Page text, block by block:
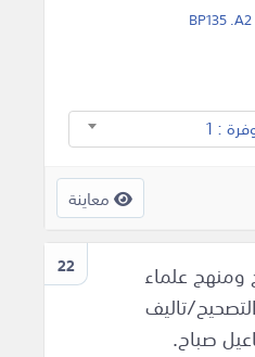
BP135
: 1
معاينة
22
ومنهج علماء
تاليف
صباح.